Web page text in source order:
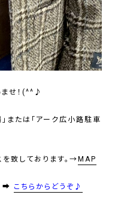
せ！(^^♪
または「アーク広小路駐車
致しております。→MAP
➡ こちらからどうぞ♪